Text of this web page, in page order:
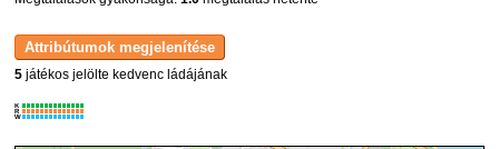
5 játékos jelölte kedvenc ládájának
K
R
W